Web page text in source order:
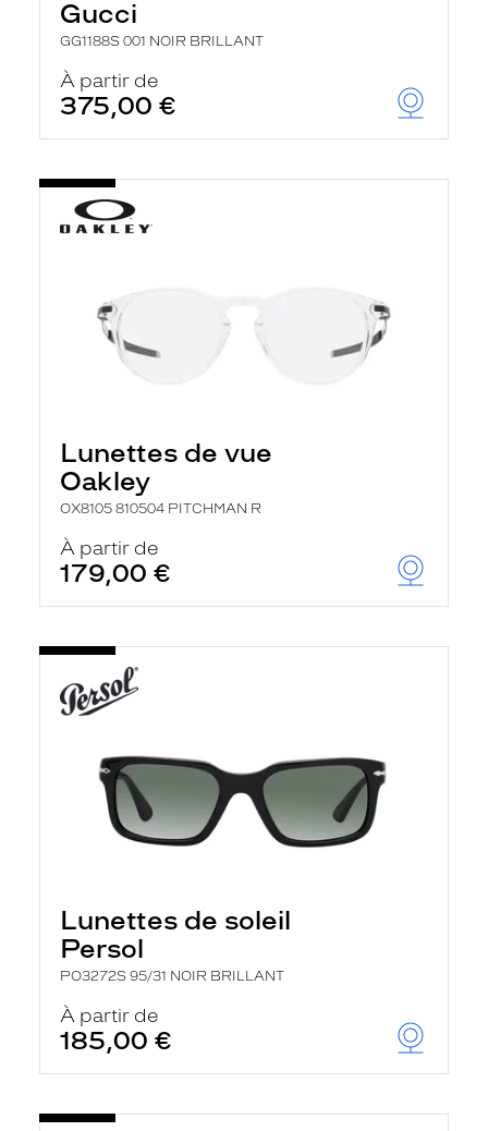
Gucci
GG1188S 001 NOIR BRILLANT
À partir de
375,00 €
Lunettes de vue
Oakley
OX8105 810504 PITCHMAN R
À partir de
179,00 €
Lunettes de soleil
Persol
PO3272S 95/31 NOIR BRILLANT
À partir de
185,00 €